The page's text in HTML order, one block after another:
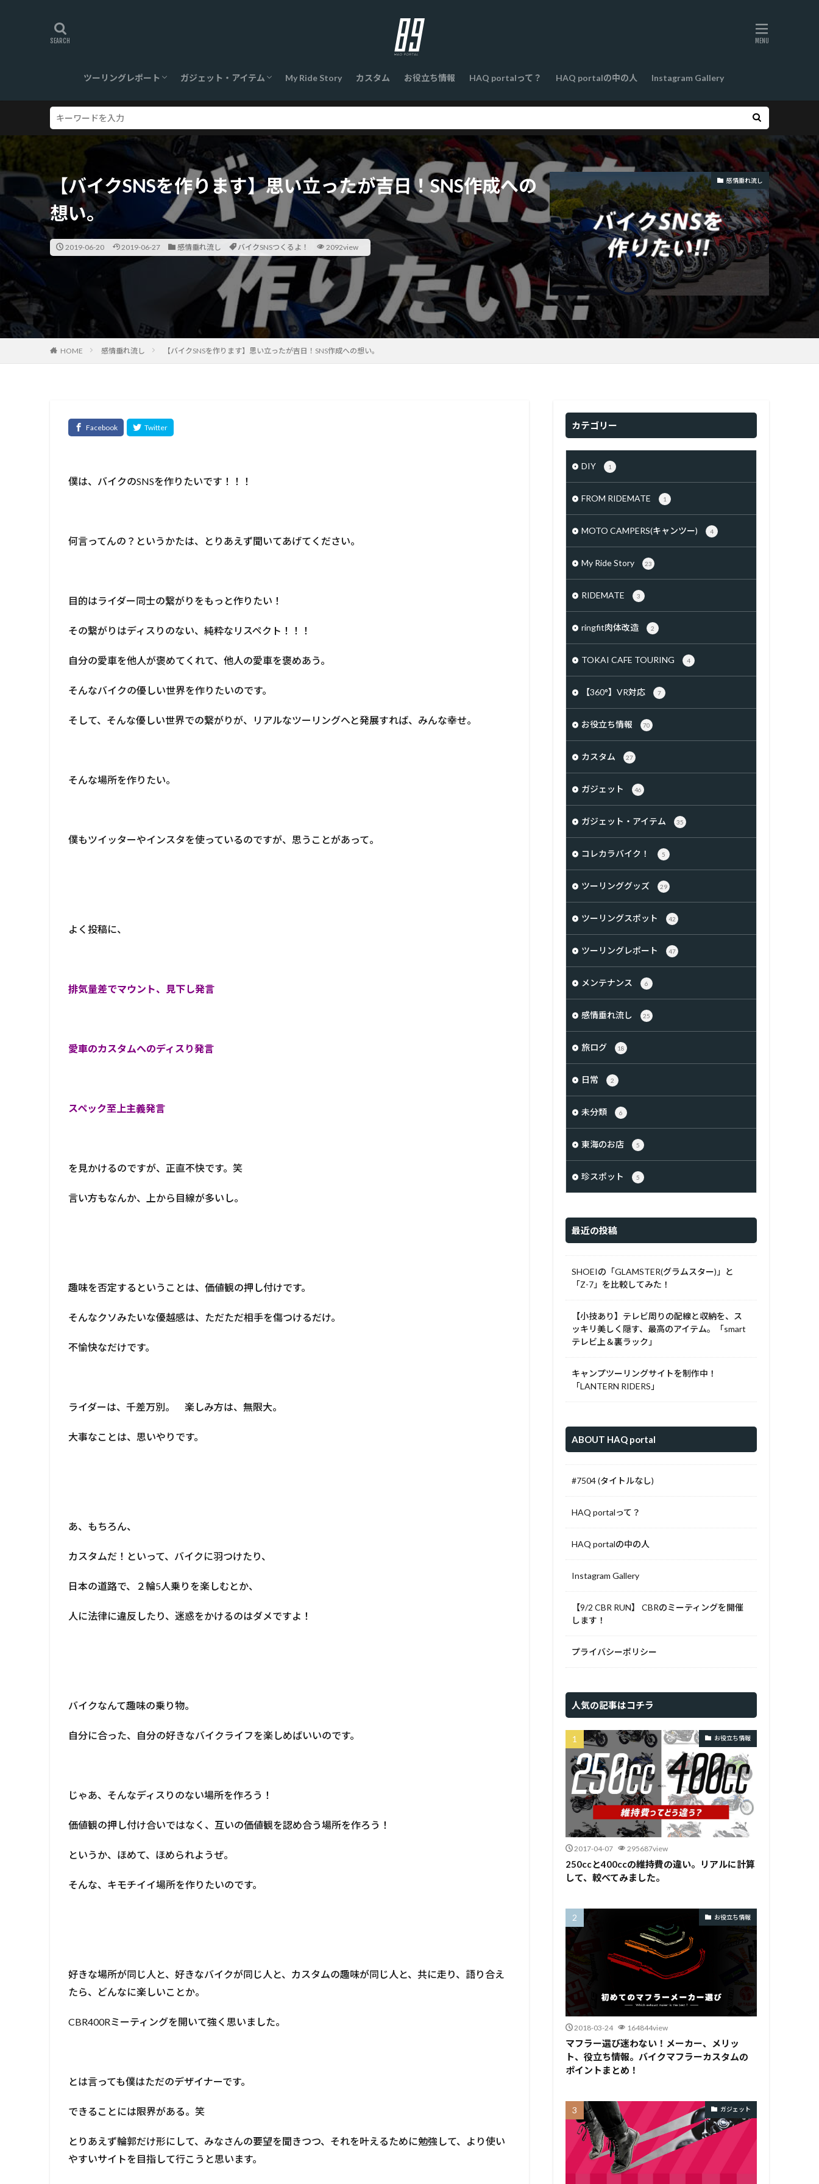
ツーリングレポート
旅ログ
ツーリングスポット
【360°】VR対応
ガジェット・アイテム
ツーリンググッズ
ガジェット
My Ride Story カスタム お役立ち情報 HAQ portalって？ HAQ portalの中の人 Instagram Gallery
【バイクSNSを作ります】思い立ったが吉日！SNS作成への
想い。
2019-06-20 2019-06-27 感情垂れ流し バイクSNSつくるよ！ 2092view
感情垂れ流し
HOME 感情垂れ流し 【バイクSNSを作ります】思い立ったが吉日！SNS作成への想い。
僕は、バイクのSNSを作りたいです！！！
何言ってんの？というかたは、とりあえず聞いてあげてください。
目的はライダー同士の繋がりをもっと作りたい！
その繋がりはディスりのない、純粋なリスペクト！！！
自分の愛車を他人が褒めてくれて、他人の愛車を褒めあう。
そんなバイクの優しい世界を作りたいのです。
そして、そんな優しい世界での繋がりが、リアルなツーリングへと発展すれば、みんな幸せ。
そんな場所を作りたい。
僕もツイッターやインスタを使っているのですが、思うことがあって。
よく投稿に、
排気量差でマウント、見下し発言
愛車のカスタムへのディスり発言
スペック至上主義発言
を見かけるのですが、正直不快です。笑
言い方もなんか、上から目線が多いし。
趣味を否定するということは、価値観の押し付けです。
そんなクソみたいな優越感は、ただただ相手を傷つけるだけ。
不愉快なだけです。
ライダーは、千差万別。 楽しみ方は、無限大。
大事なことは、思いやりです。
あ、もちろん、
カスタムだ！といって、バイクに羽つけたり、
日本の道路で、２輪5人乗りを楽しむとか、
人に法律に違反したり、迷惑をかけるのはダメですよ！
バイクなんて趣味の乗り物。
自分に合った、自分の好きなバイクライフを楽しめばいいのです。
じゃあ、そんなディスりのない場所を作ろう！
価値観の押し付け合いではなく、互いの価値観を認め合う場所を作ろう！
というか、ほめて、ほめられようぜ。
そんな、キモチイイ場所を作りたいのです。
好きな場所が同じ人と、好きなバイクが同じ人と、カスタムの趣味が同じ人と、共に走り、語り合え
たら、どんなに楽しいことか。
CBR400Rミーティングを開いて強く思いました。
とは言っても僕はただのデザイナーです。
できることには限界がある。笑
とりあえず輪郭だけ形にして、みなさんの要望を聞きつつ、それを叶えるために勉強して、より使い
やすいサイトを目指して行こうと思います。
カテゴリー
DIY 1
FROM RIDEMATE 1
MOTO CAMPERS(キャンツー) 4
My Ride Story 23
RIDEMATE 3
ringfit肉体改造 2
TOKAI CAFE TOURING 4
【360°】VR対応 7
お役立ち情報 70
カスタム 27
ガジェット 46
ガジェット・アイテム 35
コレカラバイク！ 5
ツーリンググッズ 29
ツーリングスポット 42
ツーリングレポート 47
メンテナンス 6
感情垂れ流し 25
旅ログ 18
日常 2
未分類 6
東海のお店 5
珍スポット 5
最近の投稿
SHOEIの「GLAMSTER(グラムスター)」と
「Z-7」を比較してみた！
【小技あり】テレビ周りの配線と収納を、ス
ッキリ美しく隠す、最高のアイテム。「smart
テレビ上＆裏ラック」
キャンプツーリングサイトを制作中！
「LANTERN RIDERS」
ABOUT HAQ portal
#7504 (タイトルなし)
HAQ portalって？
HAQ portalの中の人
Instagram Gallery
【9/2 CBR RUN】 CBRのミーティングを開催
します！
プライバシーポリシー
人気の記事はコチラ
お役立ち情報
2017-04-07 295687view
250ccと400ccの維持費の違い。リアルに計算
して、較べてみました。
お役立ち情報
2018-03-24 164844view
マフラー選び迷わない！メーカー、メリッ
ト、役立ち情報。バイクマフラーカスタムの
ポイントまとめ！
ガジェット